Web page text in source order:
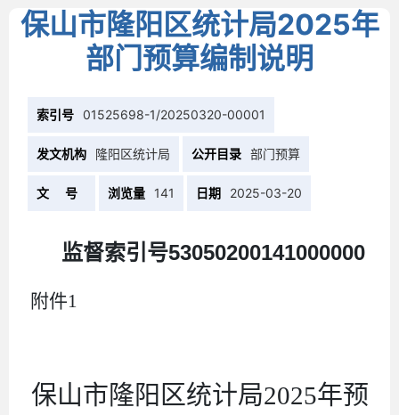
保山市隆阳区统计局2025年
部门预算编制说明
索引号 01525698-1/20250320-00001
发文机构 隆阳区统计局 公开目录 部门预算
文 号 浏览量 141 日期 2025-03-20
监督索引号53050200141000000
附件1
保山市隆阳区统计局2025年预